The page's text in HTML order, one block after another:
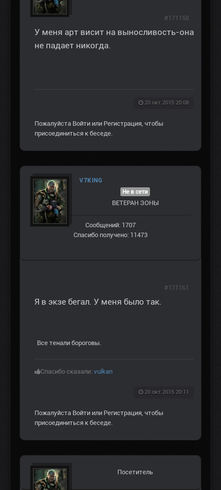
У меня арт висит на выносливость-она
не падает никогда.
20 окт 2015 20:08
#171158
Пожалуйста Войти или Регистрация, чтобы
присоединиться к беседе.
V7KING
Не в сети
ВЕТЕРАН ЗOНЫ
Сообщений: 1707
Спасибо получено: 11473
Я в экзе бегал. У меня было так.
Все тенали бороговы.
Спасибо сказали: vulkan
20 окт 2015 20:11
#171161
Пожалуйста Войти или Регистрация, чтобы
присоединиться к беседе.
Посетитель